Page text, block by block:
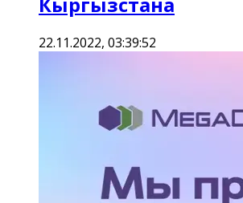
22.11.2022, 03:39:52